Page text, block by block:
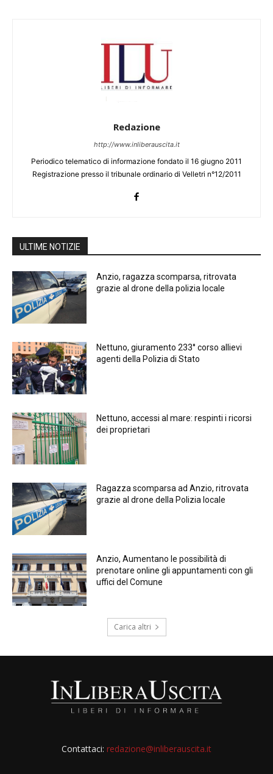
Redazione
http://www.inliberauscita.it
Periodico telematico di informazione fondato il 16 giugno 2011
Registrazione presso il tribunale ordinario di Velletri n°12/2011
ULTIME NOTIZIE
Anzio, ragazza scomparsa, ritrovata
grazie al drone della polizia locale
Nettuno, giuramento 233° corso allievi
agenti della Polizia di Stato
Nettuno, accessi al mare: respinti i ricorsi
dei proprietari
Ragazza scomparsa ad Anzio, ritrovata
grazie al drone della Polizia locale
Anzio, Aumentano le possibilità di
prenotare online gli appuntamenti con gli
uffici del Comune
Carica altri
Contattaci: redazione@inliberauscita.it